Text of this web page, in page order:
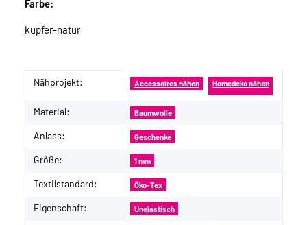
Farbe:
kupfer-natur
Produkteigenschaft
Wert
Nähprojekt: Accessoires nähen Homedeko nähen
Material: Baumwolle
Anlass: Geschenke
Größe: 1 mm
Textilstandard: Öko-Tex
Eigenschaft: Unelastisch